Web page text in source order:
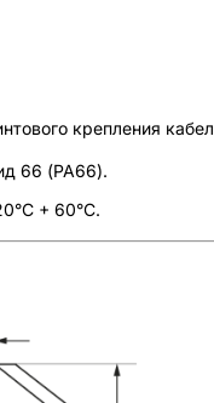
крепления
66 (PA66).
+ 60°C.